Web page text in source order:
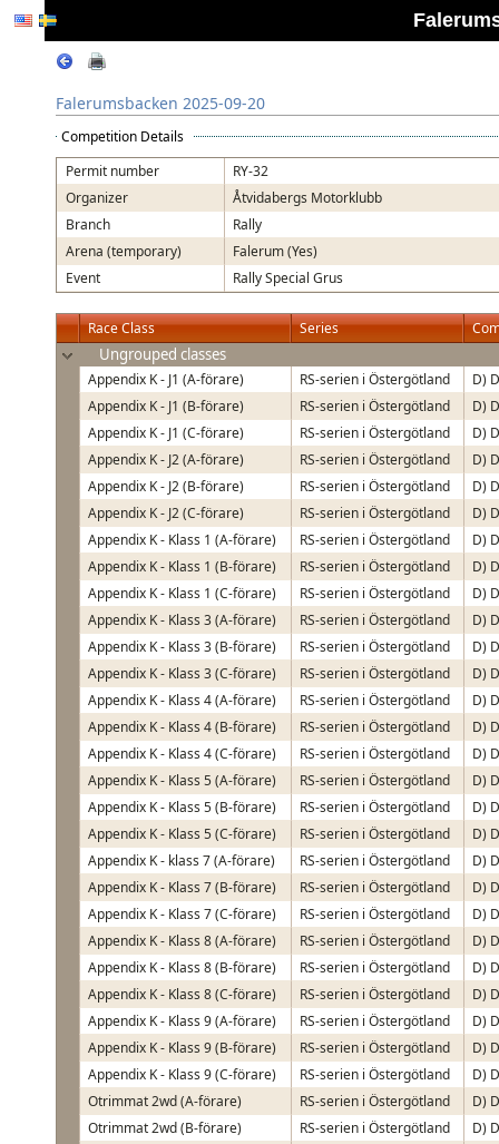
Falerumsbacken 2025-09-20
Competition Details
Permit number
RY-32
Organizer
Åtvidabergs Motorklubb
Branch
Rally
Arena (temporary)
Falerum (Yes)
Event
Rally Special Grus
Race Class Series
Ungrouped classes
Appendix K - J1 (A-förare) RS-serien i Östergötland
D)
Appendix K - J1 (B-förare)
RS-serien i Östergötland
D)
Appendix K - J1 (C-förare)
RS-serien i Östergötland
D)
Appendix K - J2 (A-förare)
RS-serien i Östergötland
D)
Appendix K - J2 (B-förare)
RS-serien i Östergötland
D)
Appendix K - J2 (C-förare)
RS-serien i Östergötland
D)
Appendix K - Klass 1 (A-förare)
RS-serien i Östergötland
D)
Appendix K - Klass 1 (B-förare)
RS-serien i Östergötland
D)
Appendix K - Klass 1 (C-förare)
RS-serien i Östergötland
D)
Appendix K - Klass 3 (A-förare)
RS-serien i Östergötland
D)
Appendix K - Klass 3 (B-förare)
RS-serien i Östergötland
D)
Appendix K - Klass 3 (C-förare)
RS-serien i Östergötland
D)
Appendix K - Klass 4 (A-förare)
RS-serien i Östergötland
D)
Appendix K - Klass 4 (B-förare)
RS-serien i Östergötland
D)
Appendix K - Klass 4 (C-förare)
RS-serien i Östergötland
D)
Appendix K - Klass 5 (A-förare)
RS-serien i Östergötland
D)
Appendix K - Klass 5 (B-förare)
RS-serien i Östergötland
D)
Appendix K - Klass 5 (C-förare)
RS-serien i Östergötland
D)
Appendix K - klass 7 (A-förare)
RS-serien i Östergötland
D)
Appendix K - Klass 7 (B-förare)
RS-serien i Östergötland
D)
Appendix K - Klass 7 (C-förare)
RS-serien i Östergötland
D)
Appendix K - Klass 8 (A-förare)
RS-serien i Östergötland
D)
Appendix K - Klass 8 (B-förare)
RS-serien i Östergötland
D)
Appendix K - Klass 8 (C-förare)
RS-serien i Östergötland
D)
Appendix K - Klass 9 (A-förare)
RS-serien i Östergötland
D)
Appendix K - Klass 9 (B-förare)
RS-serien i Östergötland
D)
Appendix K - Klass 9 (C-förare)
RS-serien i Östergötland
D)
Otrimmat 2wd (A-förare)
RS-serien i Östergötland
D)
Otrimmat 2wd (B-förare)
RS-serien i Östergötland
D)